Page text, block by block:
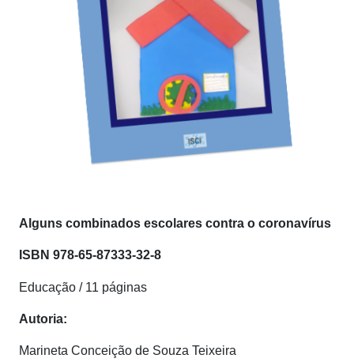
Alguns combinados escolares contra o coronavírus
ISBN 978-65-87333-32-8
Educação / 11 páginas
Autoria:
Marineta Conceição de Souza Teixeira